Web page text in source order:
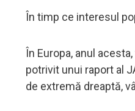
În timp ce interesul
În Europa, anul
potrivit unui raport al
de extremă dreaptă,